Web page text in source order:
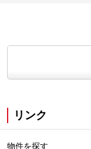
リンク
物件を探す